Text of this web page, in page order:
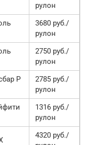
рулон
3680 руб./
рулон
2750 руб./
рулон
Р
2785 руб./
рулон
1316 руб./
рулон
4320 руб./